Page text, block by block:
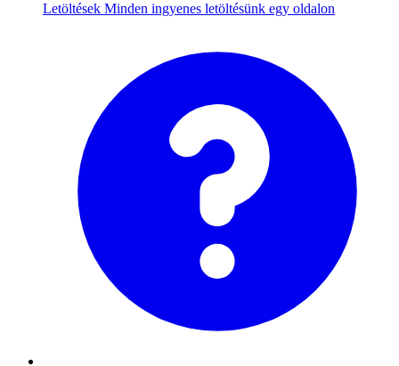
Letöltések Minden ingyenes letöltésünk egy oldalon